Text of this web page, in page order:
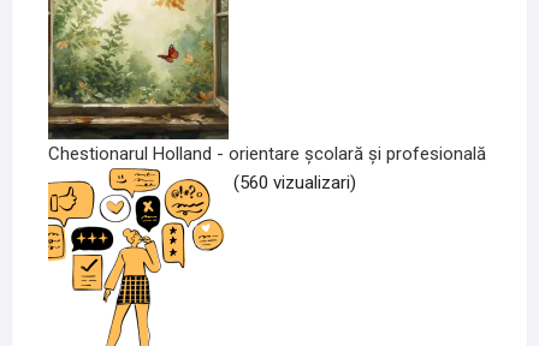
Chestionarul Holland - orientare școlară și profesională
(560 vizualizari)